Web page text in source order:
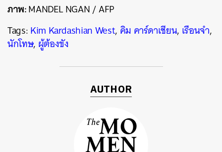
ภาพ:MANDEL NGAN / AFP
Tags:Kim Kardashian West, คิม คาร์ดาเชียน, เรือนจำ,
นักโทษ, ผู้ต้องขัง
AUTHOR